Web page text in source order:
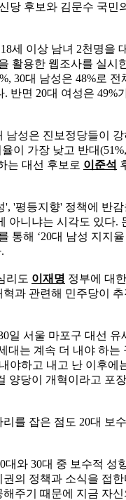
당 후보와 김문수 국민
세 이상 남녀 2천명을
활용한 웹조사를 실시
30대 남성은 48%로
반면 20대 여성은 49%
남성은 진보정당들이
이 가장 낮고 반대
는 대선 후보로 이준석
'평등지향' 정책에 반
아니냐는 시각도 있다.
통해 ‘20대 남성 지지
리도 이재명 정부에 대
과 관련해 민주당이
일 서울 마포구 대선 유
대는 계속 더 내야 하는
야하고 내고 난 이후에
양당이 개혁이라고 포
를 잡은 점도 20대 보
와 30대 중 보수적 성
의 정책과 소식을 접한
주기 때문에 지금 자